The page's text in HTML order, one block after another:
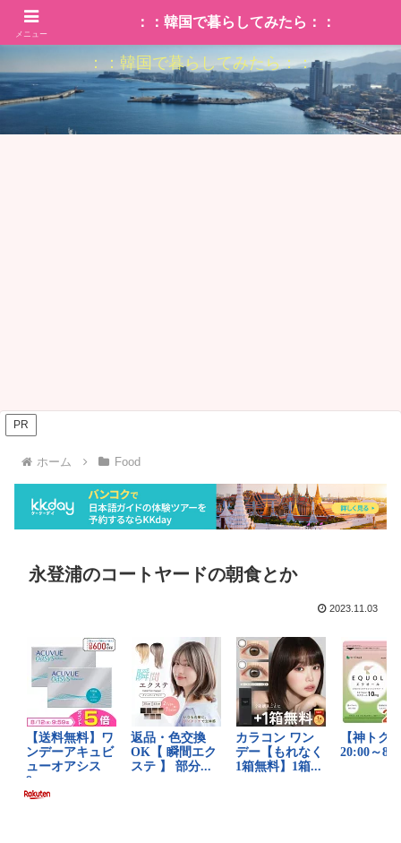
：：韓国で暮らしてみたら：：
PR
ホーム Food
永登浦のコートヤードの朝食とか
2023.11.03
メニュー
：：韓国で暮らしてみたら：：